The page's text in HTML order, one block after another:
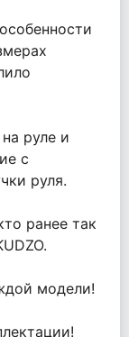
руле и
с
руля.
ранее так
модели!